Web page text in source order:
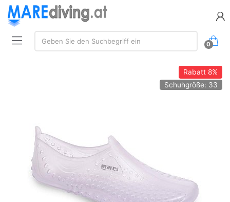
Suchen:
Geben Sie den Suchbegriff ein
0
Rabatt8%
Schuhgröße: 33